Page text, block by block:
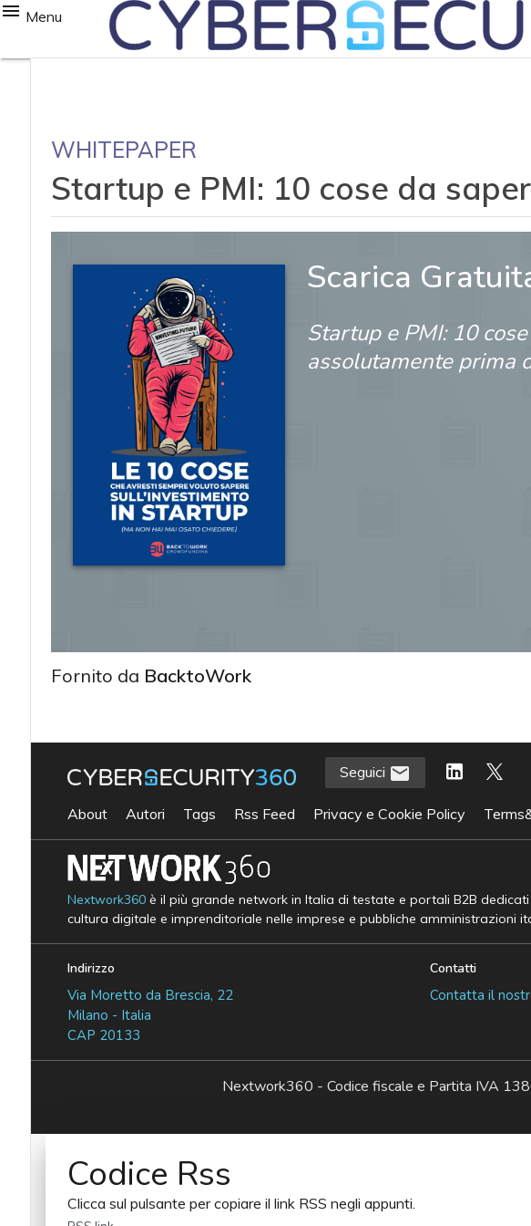
Menu
WHITEPAPER
Startup e PMI: 10 cose da
Scarica
Startup e PMI: 10
assolutamente prima
Fornito da BacktoWork
Seguici
About Autori Tags Rss Feed Privacy e Cookie Policy
Nextwork360è il più grande network in Italia di testate e portali B2B
cultura digitale e imprenditoriale nelle imprese e pubbliche amministrazioni
Indirizzo
Via Moretto da Brescia, 22
Milano - Italia
CAP 20133
Contatti
Contatta il
Nextwork360 - Codice fiscale e Partita IVA
Codice Rss
Clicca sul pulsante per copiare il link RSS negli appunti.